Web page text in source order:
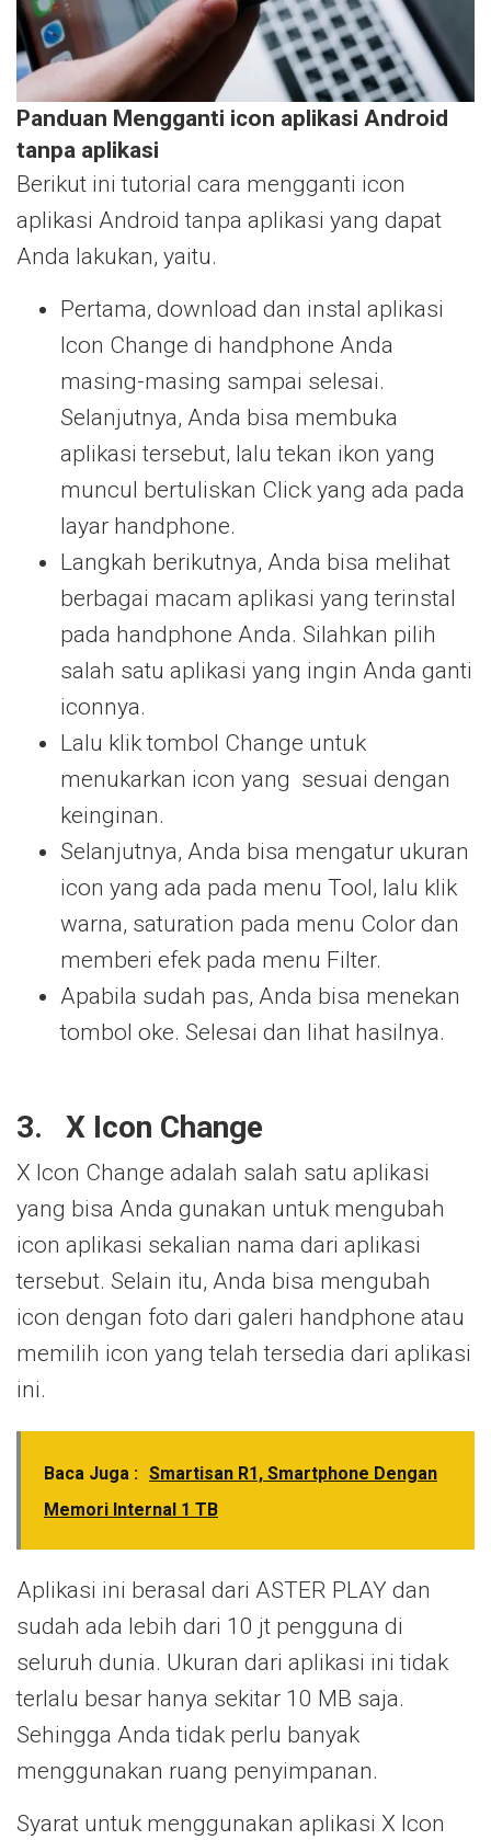
Panduan Mengganti icon aplikasi Android
tanpa aplikasi
Berikut ini tutorial cara mengganti icon
aplikasi Android tanpa aplikasi yang dapat
Anda lakukan, yaitu.
Pertama, download dan instal aplikasi
Icon Change di handphone Anda
masing-masing sampai selesai.
Selanjutnya, Anda bisa membuka
aplikasi tersebut, lalu tekan ikon yang
muncul bertuliskan Click yang ada pada
layar handphone.
Langkah berikutnya, Anda bisa melihat
berbagai macam aplikasi yang terinstal
pada handphone Anda. Silahkan pilih
salah satu aplikasi yang ingin Anda ganti
iconnya.
Lalu klik tombol Change untuk
menukarkan icon yang sesuai dengan
keinginan.
Selanjutnya, Anda bisa mengatur ukuran
icon yang ada pada menu Tool, lalu klik
warna, saturation pada menu Color dan
memberi efek pada menu Filter.
Apabila sudah pas, Anda bisa menekan
tombol oke. Selesai dan lihat hasilnya.
3. X Icon Change
X Icon Change adalah salah satu aplikasi
yang bisa Anda gunakan untuk mengubah
icon aplikasi sekalian nama dari aplikasi
tersebut. Selain itu, Anda bisa mengubah
icon dengan foto dari galeri handphone atau
memilih icon yang telah tersedia dari aplikasi
ini.
Baca Juga : Smartisan R1, Smartphone Dengan
Memori Internal 1 TB
Aplikasi ini berasal dari ASTER PLAY dan
sudah ada lebih dari 10 jt pengguna di
seluruh dunia. Ukuran dari aplikasi ini tidak
terlalu besar hanya sekitar 10 MB saja.
Sehingga Anda tidak perlu banyak
menggunakan ruang penyimpanan.
Syarat untuk menggunakan aplikasi X Icon